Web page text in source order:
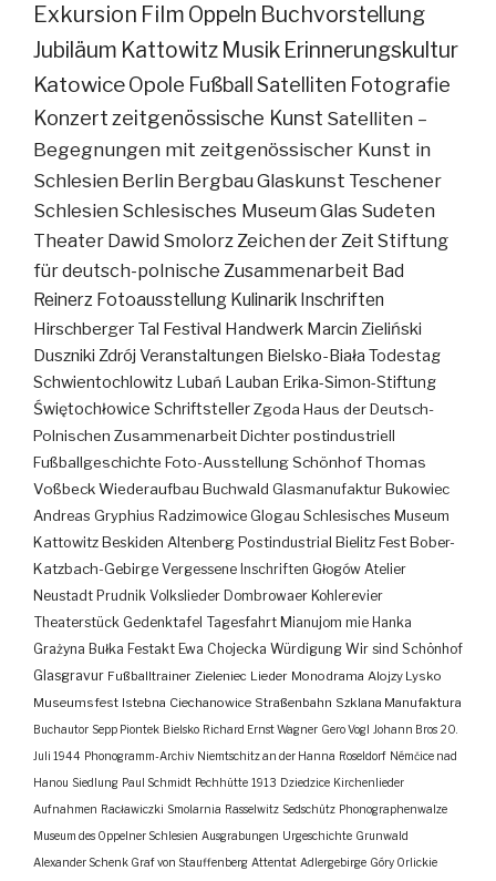
Exkursion Film Oppeln Buchvorstellung
Jubiläum Kattowitz Musik Erinnerungskultur
KatowiceOpole FußballSatelliten Fotografie
Konzertzeitgenössische Kunst Satelliten –
Begegnungen mit zeitgenössischer Kunst in
Schlesien Berlin BergbauGlaskunst Teschener
Schlesien Schlesisches MuseumGlas Sudeten
Theater Dawid SmolorzZeichen der Zeit Stiftung
für deutsch-polnische Zusammenarbeit Bad
Reinerz Fotoausstellung Kulinarik Inschriften
Hirschberger Tal Festival Handwerk Marcin Zieliński
Duszniki Zdrój Veranstaltungen Bielsko-Biała Todestag
Schwientochlowitz Lubań Lauban Erika-Simon-Stiftung
Świętochłowice SchriftstellerZgoda Haus der Deutsch-
Polnischen ZusammenarbeitDichterpostindustriell
Fußballgeschichte Foto-AusstellungSchönhofThomas
VoßbeckWiederaufbau Buchwald Glasmanufaktur Bukowiec
Andreas Gryphius Radzimowice Glogau Schlesisches Museum
Kattowitz Beskiden Altenberg Postindustrial Bielitz Fest Bober-
Katzbach-Gebirge Vergessene Inschriften Głogów Atelier
Neustadt Prudnik Volkslieder Dombrowaer Kohlerevier
Theaterstück Gedenktafel Tagesfahrt Mianujom mie Hanka
Grażyna Bułka Festakt Ewa Chojecka Würdigung Wir sind Schönhof
Glasgravur Fußballtrainer Zieleniec Lieder Monodrama Alojzy Lysko
Museumsfest Istebna Ciechanowice Straßenbahn Szklana Manufaktura
Buchautor Sepp Piontek Bielsko Richard Ernst Wagner Gero Vogl Johann Bros 20.
Juli 1944 Phonogramm-Archiv Niemtschitz an der Hanna Roseldorf Némčice nad
Hanou Siedlung Paul Schmidt Pechhütte 1913 Dziedzice Kirchenlieder
Aufnahmen Racławiczki Smolarnia Rasselwitz Sedschütz Phonographenwalze
Museum des Oppelner Schlesien Ausgrabungen Urgeschichte Grunwald
Alexander Schenk Graf von Stauffenberg Attentat Adlergebirge Góry Orlickie